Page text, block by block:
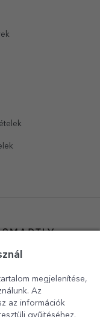
megjelenítése,
Az
az információk
gyűjtéséhez.